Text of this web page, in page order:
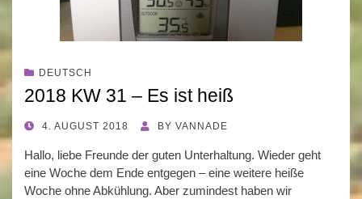
DEUTSCH
2018 KW 31 – Es ist heiß
POSTED
4. AUGUST 2018 BY VANNADE
Hallo, liebe Freunde der guten Unterhaltung. Wieder geht
eine Woche dem Ende entgegen – eine weitere heiße
Woche ohne Abkühlung. Aber zumindest haben wir